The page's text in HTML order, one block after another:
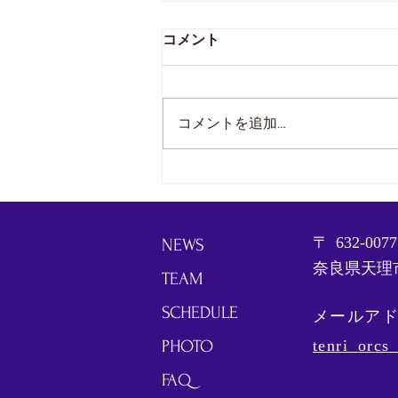
試合結果報告
コメント
コメントを追加…
NEWS
TEAM
SCHEDULE
PHOTO
FAQ
〒 632-0077
奈良県天理
メールア